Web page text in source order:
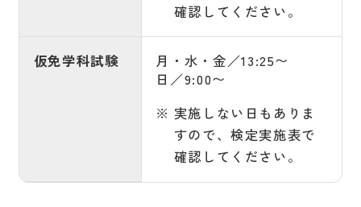
確認してください。
仮免学科試験
月・水・金／13:25〜
日／9:00〜
実施しない日もありま
すので、検定実施表で
確認してください。